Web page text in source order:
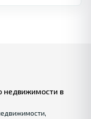
недвижимости в